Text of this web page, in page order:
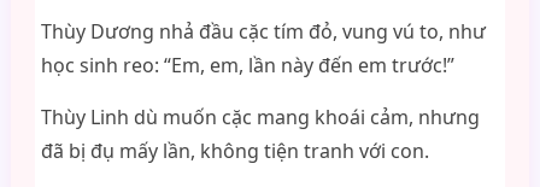
Thùy Dương nhả đầu cặc tím đỏ, vung vú to, như
học sinh reo: “Em, em, lần này đến em trước!”
Thùy Linh dù muốn cặc mang khoái cảm, nhưng
đã bị đụ mấy lần, không tiện tranh với con.